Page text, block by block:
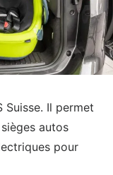
Suisse. Il permet
autos
pour